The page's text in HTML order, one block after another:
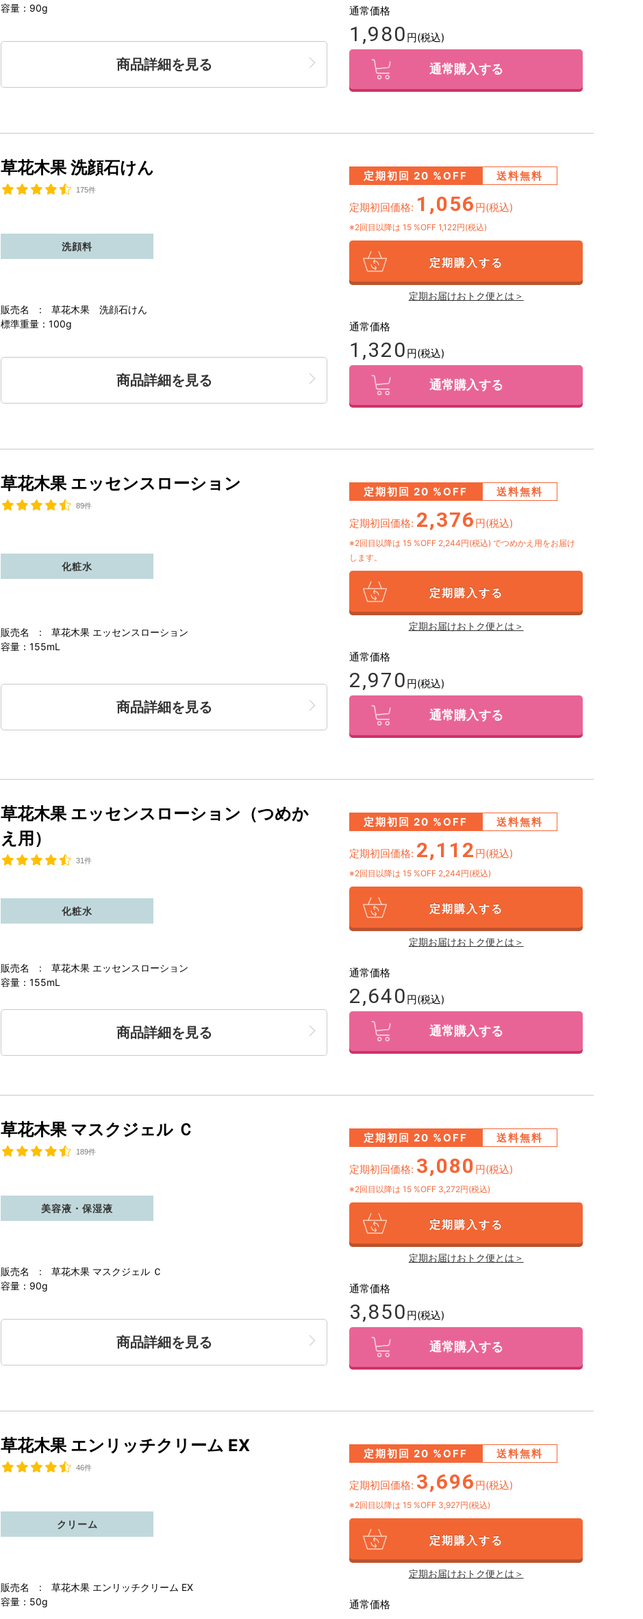
容量：90g
商品詳細を見る
通常価格
1,980 円(税込)
通常購入する
草花木果 洗顔石けん
175件
販売名 : 草花木果 洗顔石けん
標準重量：100g
洗顔料
商品詳細を見る
定期初回 20 %OFF 送料無料
定期初回価格: 1,056 円(税込)
※2回目以降は 15 %OFF 1,122円(税込)
定期購入する
定期お届けおトク便とは＞
通常価格
1,320 円(税込)
通常購入する
草花木果 エッセンスローション
89件
販売名 : 草花木果 エッセンスローション
容量：155mL
化粧水
商品詳細を見る
定期初回 20 %OFF 送料無料
定期初回価格: 2,376 円(税込)
※2回目以降は 15 %OFF 2,244円(税込)でつめかえ用をお届け
します。
定期購入する
定期お届けおトク便とは＞
通常価格
2,970 円(税込)
通常購入する
草花木果 エッセンスローション（つめか
え用）
31件
販売名 : 草花木果 エッセンスローション
容量：155mL
化粧水
商品詳細を見る
定期初回 20 %OFF 送料無料
定期初回価格: 2,112 円(税込)
※2回目以降は 15 %OFF 2,244円(税込)
定期購入する
定期お届けおトク便とは＞
通常価格
2,640 円(税込)
通常購入する
草花木果 マスクジェル Ｃ
189件
販売名 : 草花木果 マスクジェル Ｃ
容量：90g
美容液・保湿液
商品詳細を見る
定期初回 20 %OFF 送料無料
定期初回価格: 3,080 円(税込)
※2回目以降は 15 %OFF 3,272円(税込)
定期購入する
定期お届けおトク便とは＞
通常価格
3,850 円(税込)
通常購入する
草花木果 エンリッチクリーム EX
46件
販売名 : 草花木果 エンリッチクリーム EX
容量：50g
クリーム
定期初回 20 %OFF 送料無料
定期初回価格: 3,696 円(税込)
※2回目以降は 15 %OFF 3,927円(税込)
定期購入する
定期お届けおトク便とは＞
通常価格